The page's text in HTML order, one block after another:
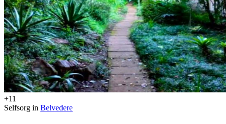
+11
Selfsorg in Belvedere